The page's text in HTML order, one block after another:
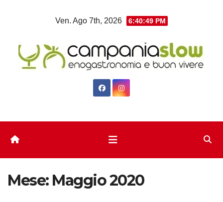
Ven. Ago 7th, 2026 6:40:50 PM
Mese: Maggio 2020